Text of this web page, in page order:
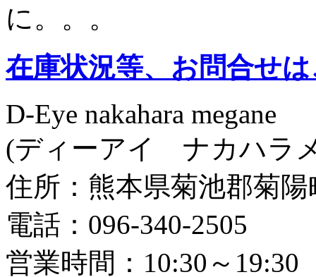
に。。。
在庫状況等、お問合せ
D-Eye nakahara megane
(ディーアイ ナカハラ
住所：熊本県菊池郡菊陽
電話：096-340-2505
営業時間：10:30～19:30